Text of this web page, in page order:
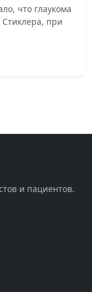
что глаукома
Стиклера, при
и пациентов.